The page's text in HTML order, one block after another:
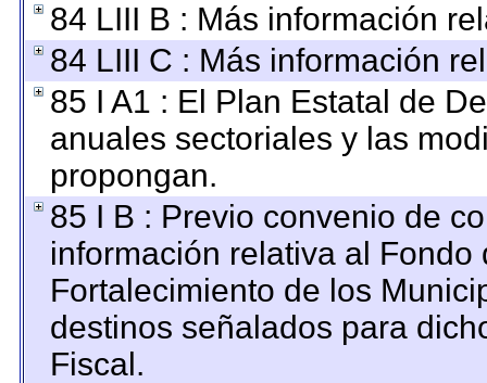
84 LIII B : Más información
84 LIII C : Más información
85 I A1 : El Plan Estatal de
anuales sectoriales y las
propongan.
85 I B : Previo convenio de
información relativa al
Fortalecimiento de los
destinos señalados para
Fiscal.